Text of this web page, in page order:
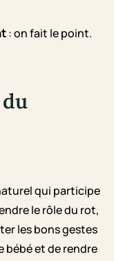
: on fait le point.
qui participe
le rôle du rot,
les bons gestes
bébé et de rendre